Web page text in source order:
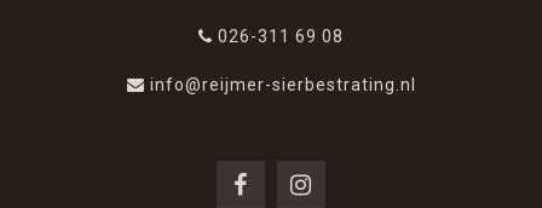
026-311 69 08
info@reijmer-sierbestrating.nl